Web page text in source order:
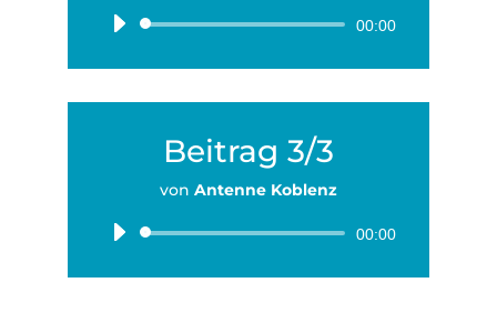
Audio-
00:00
Beitrag 3/3
von Antenne Koblenz
Audio-
00:00